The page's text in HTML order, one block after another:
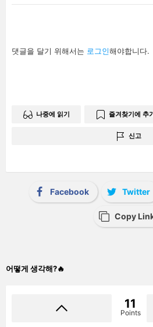
답
글
댓글을 달기 위해서는 로그인해야합니다.
나중에 읽기 즐겨찾기에 추
신고
Facebook Twitter
Copy
어떻게 생각해?🔥
11
Points